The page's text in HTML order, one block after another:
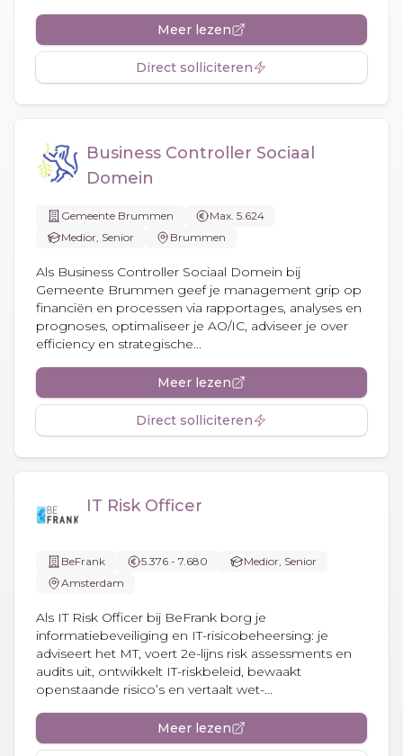
Meer lezen
Direct solliciteren
Business Controller Sociaal
Domein
Gemeente Brummen
Max. 5.624
Medior, Senior
Brummen
Als Business Controller Sociaal Domein bij
Gemeente Brummen geef je management grip op
financiën en processen via rapportages, analyses en
prognoses, optimaliseer je AO/IC, adviseer je over
efficiency en strategische...
Meer lezen
Direct solliciteren
IT Risk Officer
BeFrank 5.376 - 7.680
Medior, Senior
Amsterdam
Als IT Risk Officer bij BeFrank borg je
informatiebeveiliging en IT-risicobeheersing: je
adviseert het MT, voert 2e-lijns risk assessments en
audits uit, ontwikkelt IT-riskbeleid, bewaakt
openstaande risico’s en vertaalt wet-...
Meer lezen